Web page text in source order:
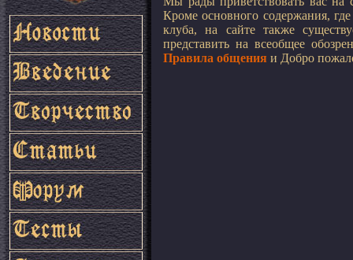
Кроме основного содержания,
клуба, на сайте также
представить на всеобщее
Правила общения и Добро